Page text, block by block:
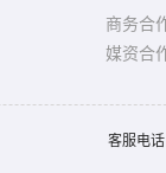
商务合
媒资合
客服电